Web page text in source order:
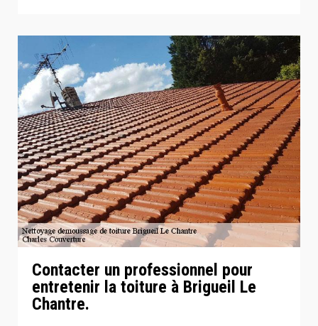
Contacter un professionnel pour
entretenir la toiture à Brigueil Le
Chantre.